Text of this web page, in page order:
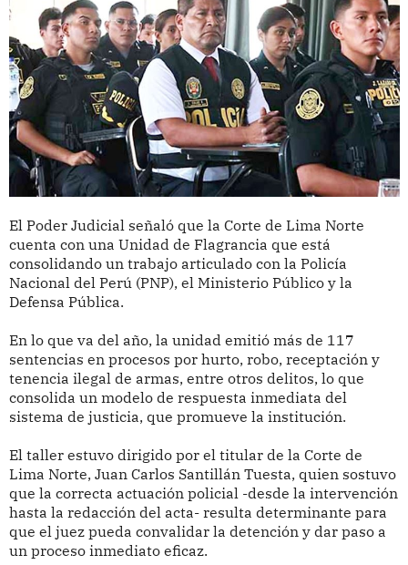
El Poder Judicial señaló que la Corte de Lima Norte
cuenta con una Unidad de Flagrancia que está
consolidando un trabajo articulado con la Policía
Nacional del Perú (PNP), el Ministerio Público y la
Defensa Pública.
En lo que va del año, la unidad emitió más de 117
sentencias en procesos por hurto, robo, receptación y
tenencia ilegal de armas, entre otros delitos, lo que
consolida un modelo de respuesta inmediata del
sistema de justicia, que promueve la institución.
El taller estuvo dirigido por el titular de la Corte de
Lima Norte, Juan Carlos Santillán Tuesta, quien sostuvo
que la correcta actuación policial -desde la intervención
hasta la redacción del acta- resulta determinante para
que el juez pueda convalidar la detención y dar paso a
un proceso inmediato eficaz.